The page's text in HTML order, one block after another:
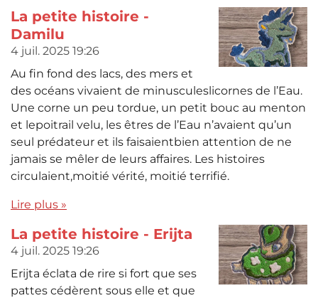
La petite histoire -
Damilu
4 juil. 2025 19:26
Au fin fond des lacs, des mers et
des océans vivaient de minusculeslicornes de l’Eau.
Une corne un peu tordue, un petit bouc au menton
et lepoitrail velu, les êtres de l’Eau n’avaient qu’un
seul prédateur et ils faisaientbien attention de ne
jamais se mêler de leurs affaires. Les histoires
circulaient,moitié vérité, moitié terrifié.
Lire plus »
La petite histoire - Erijta
4 juil. 2025 19:26
Erijta éclata de rire si fort que ses
pattes cédèrent sous elle et que